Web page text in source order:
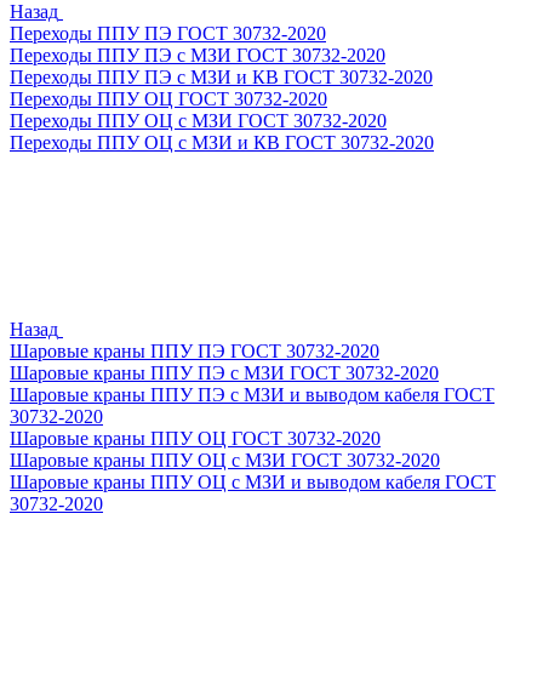
Назад
Переходы ППУ ПЭ ГОСТ 30732-2020
Переходы ППУ ПЭ с МЗИ ГОСТ 30732-2020
Переходы ППУ ПЭ с МЗИ и КВ ГОСТ 30732-2020
Переходы ППУ ОЦ ГОСТ 30732-2020
Переходы ППУ ОЦ с МЗИ ГОСТ 30732-2020
Переходы ППУ ОЦ с МЗИ и КВ ГОСТ 30732-2020
Назад
Шаровые краны ППУ ПЭ ГОСТ 30732-2020
Шаровые краны ППУ ПЭ с МЗИ ГОСТ 30732-2020
Шаровые краны ППУ ПЭ с МЗИ и выводом кабеля ГОСТ
30732-2020
Шаровые краны ППУ ОЦ ГОСТ 30732-2020
Шаровые краны ППУ ОЦ с МЗИ ГОСТ 30732-2020
Шаровые краны ППУ ОЦ с МЗИ и выводом кабеля ГОСТ
30732-2020